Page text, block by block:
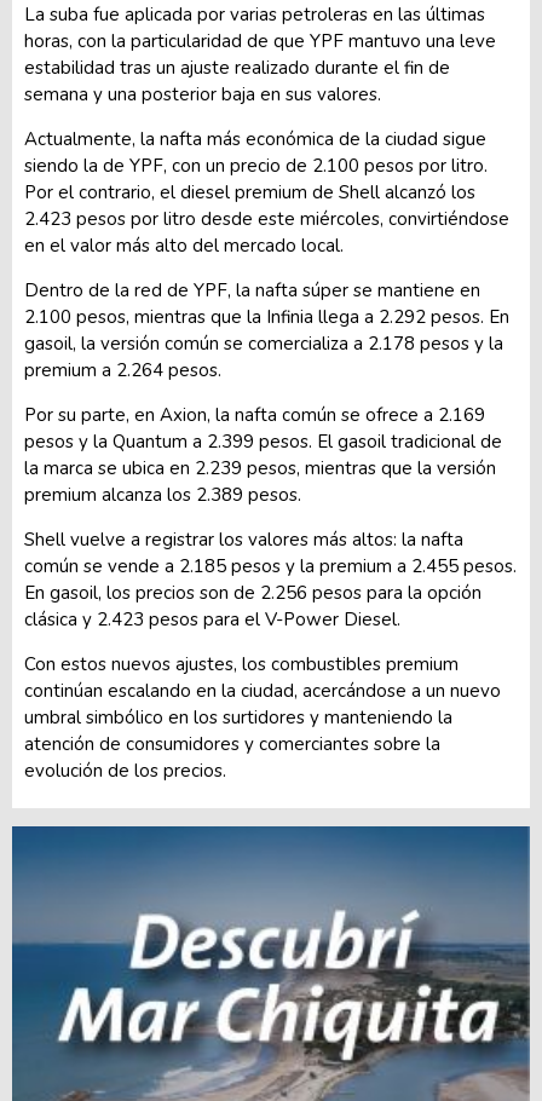
La suba fue aplicada por varias petroleras en las últimas
horas, con la particularidad de que YPF mantuvo una leve
estabilidad tras un ajuste realizado durante el fin de
semana y una posterior baja en sus valores.
Actualmente, la nafta más económica de la ciudad sigue
siendo la de YPF, con un precio de 2.100 pesos por litro.
Por el contrario, el diesel premium de Shell alcanzó los
2.423 pesos por litro desde este miércoles, convirtiéndose
en el valor más alto del mercado local.
Dentro de la red de YPF, la nafta súper se mantiene en
2.100 pesos, mientras que la Infinia llega a 2.292 pesos. En
gasoil, la versión común se comercializa a 2.178 pesos y la
premium a 2.264 pesos.
Por su parte, en Axion, la nafta común se ofrece a 2.169
pesos y la Quantum a 2.399 pesos. El gasoil tradicional de
la marca se ubica en 2.239 pesos, mientras que la versión
premium alcanza los 2.389 pesos.
Shell vuelve a registrar los valores más altos: la nafta
común se vende a 2.185 pesos y la premium a 2.455 pesos.
En gasoil, los precios son de 2.256 pesos para la opción
clásica y 2.423 pesos para el V-Power Diesel.
Con estos nuevos ajustes, los combustibles premium
continúan escalando en la ciudad, acercándose a un nuevo
umbral simbólico en los surtidores y manteniendo la
atención de consumidores y comerciantes sobre la
evolución de los precios.